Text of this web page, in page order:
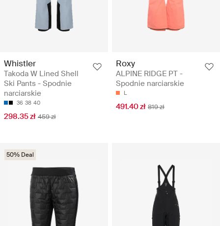
Whistler
Takoda W Lined Shell
Ski Pants - Spodnie
narciarskie
36 38 40
298.35 zł 459 zł
Roxy
ALPINE RIDGE PT -
Spodnie narciarskie
L
491.40 zł 819 zł
50% Deal